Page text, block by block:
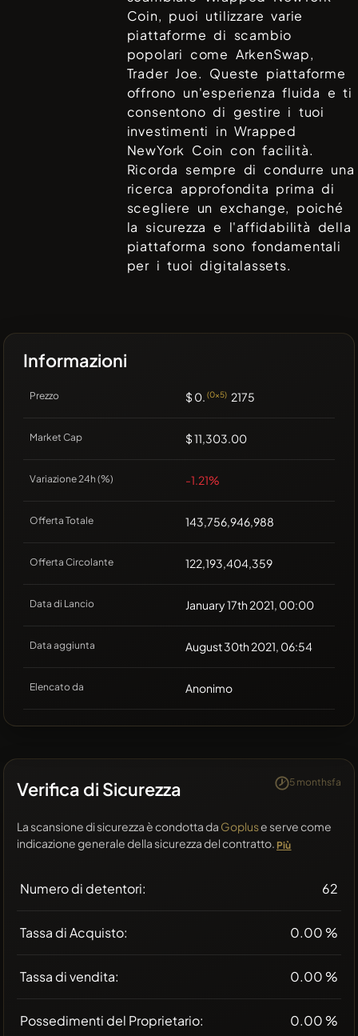
Coin, puoi utilizzare varie
piattaforme di scambio
popolari come ArkenSwap,
Trader Joe. Queste piattaforme
offrono un'esperienza fluida e ti
consentono di gestire i tuoi
investimenti inWrapped
NewYork Coin con facilità.
Ricorda sempre di condurre una
ricerca approfondita prima di
scegliere un exchange, poiché
la sicurezza e l'affidabilità della
piattaforma sono fondamentali
per i tuoi digitalassets.
Informazioni
Prezzo $ 0. (0x5) 2175
Market Cap $ 11,303.00
Variazione 24h (%) -1.21%
Offerta Totale 143,756,946,988
Offerta Circolante 122,193,404,359
Data di Lancio January 17th 2021, 00:00
Data aggiunta August 30th 2021, 06:54
Elencato da Anonimo
Verifica di Sicurezza 5 monthsfa
La scansione di sicurezza è condotta da Gopluse serve come
indicazione generale della sicurezza del contratto. Più
Numero di detentori: 62
Tassa di Acquisto: 0.00 %
Tassa di vendita: 0.00 %
Possedimenti del Proprietario: 0.00 %